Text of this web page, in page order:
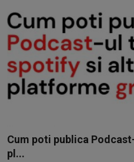
Cum poti publica
pl...